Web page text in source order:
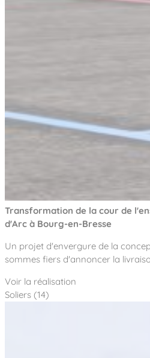
Transformation de la cour de
d'Arc à Bourg-en-Bresse
Un projet d'envergure de la
sommes fiers d'annoncer la
Voir la réalisation
Soliers (14)